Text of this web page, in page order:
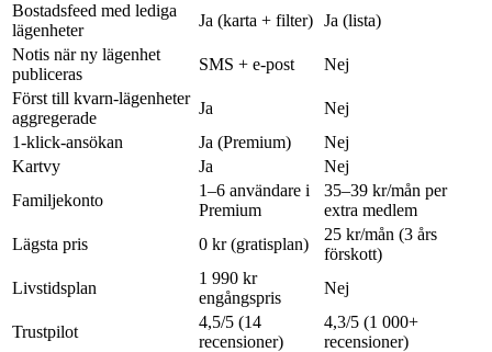
Bostadsfeed med lediga
lägenheter
Ja (karta + filter) Ja (lista)
Notis när ny lägenhet
publiceras
SMS + e-post
Nej
Först till kvarn-lägenheter
aggregerade
Ja
Nej
1-klick-ansökan
Ja (Premium)
Nej
Kartvy
Ja
Nej
Familjekonto
1–6 användare i
Premium
35–39 kr/mån per
extra medlem
Lägsta pris
0 kr (gratisplan)
25 kr/mån (3 års
förskott)
Livstidsplan
1 990 kr
engångspris
Nej
Trustpilot
4,5/5 (14
recensioner)
4,3/5 (1 000+
recensioner)